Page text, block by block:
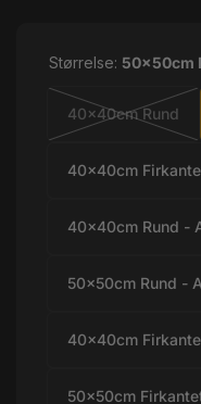
Størrelse: 50x50cm
40x40cm Rund
40x40cm
40x40cm Rund -
50x50cm Rund -
40x40cm
50x50cm